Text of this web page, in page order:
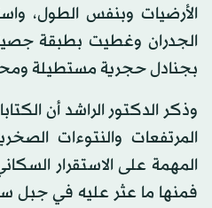
الأرضيات وبنفس الطول،
الجدران وغطيت بطبقة
بجنادل حجرية مستطيلة
وذكر الدكتور الراشد أن
المرتفعات والنتوءات
المهمة على الاستقرار
فمنها ما عثر عليه في جبل